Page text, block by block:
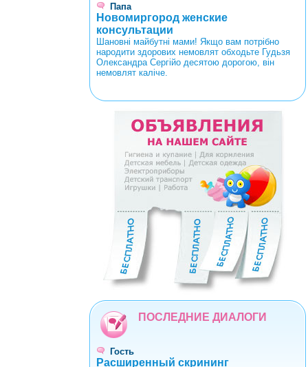
Папа
Новомиргород женские
консультации
Шановні майбутні мами! Якщо вам потрібно
народити здорових немовлят обходьте Гудьзя
Олександра Сергійо десятою дорогою, він
немовлят каліче.
0123456789
ПОСЛЕДНИЕ ДИАЛОГИ
Гость
Расширенный скрининг